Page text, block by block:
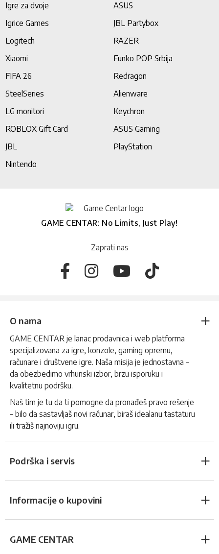
Igre za dvoje
ASUS
Igrice Games
JBL Partybox
Logitech
RAZER
Xiaomi
Funko POP Srbija
FIFA 26
Redragon
SteelSeries
Alienware
LG monitori
Keychron
ROBLOX Gift Card
ASUS Gaming
JBL
PlayStation
Nintendo
GAME CENTAR: No Limits, Just Play!
Zaprati nas
O nama
GAME CENTAR je lanac prodavnica i web platforma
specijalizovana za igre, konzole, gaming opremu,
računare i društvene igre. Naša misija je jednostavna –
da obezbedimo vrhunski izbor, brzu isporuku i
kvalitetnu podršku.
Naš tim je tu da ti pomogne da pronađeš pravo rešenje
– bilo da sastavljaš novi računar, biraš idealanu tastaturu
ili tražiš najnoviju igru.
Podrška i servis
Informacije o kupovini
GAME CENTAR